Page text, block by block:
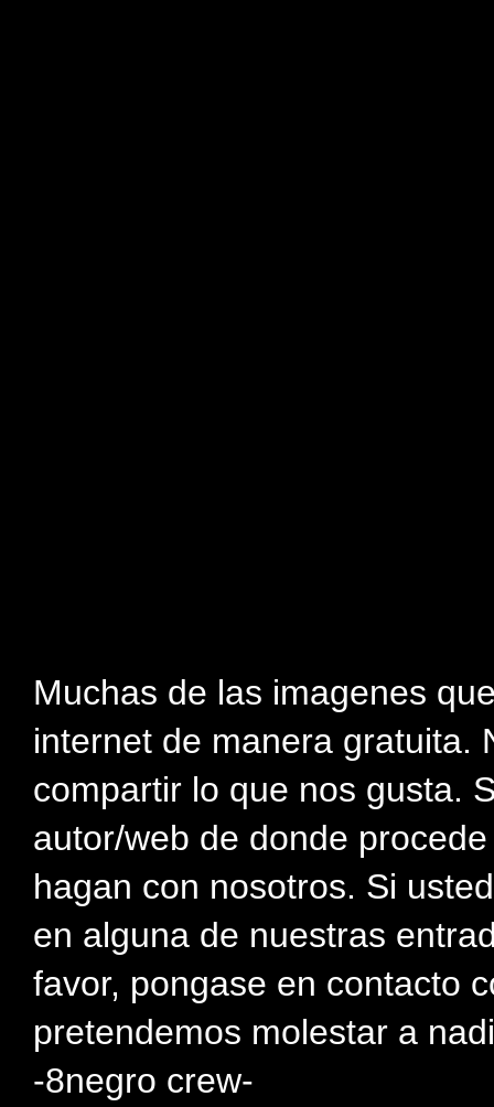
Muchas de las imagenes
internet de manera gratuita.
compartir lo que nos gusta.
autor/web de donde
hagan con nosotros. Si
en alguna de nuestras
favor, pongase en contacto
pretendemos molestar a
-8negro crew-